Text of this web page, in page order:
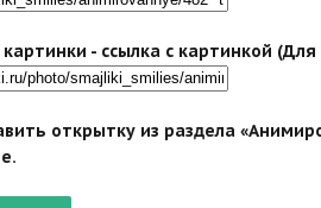
картинки - ссылка с картинкой
открытку из раздела